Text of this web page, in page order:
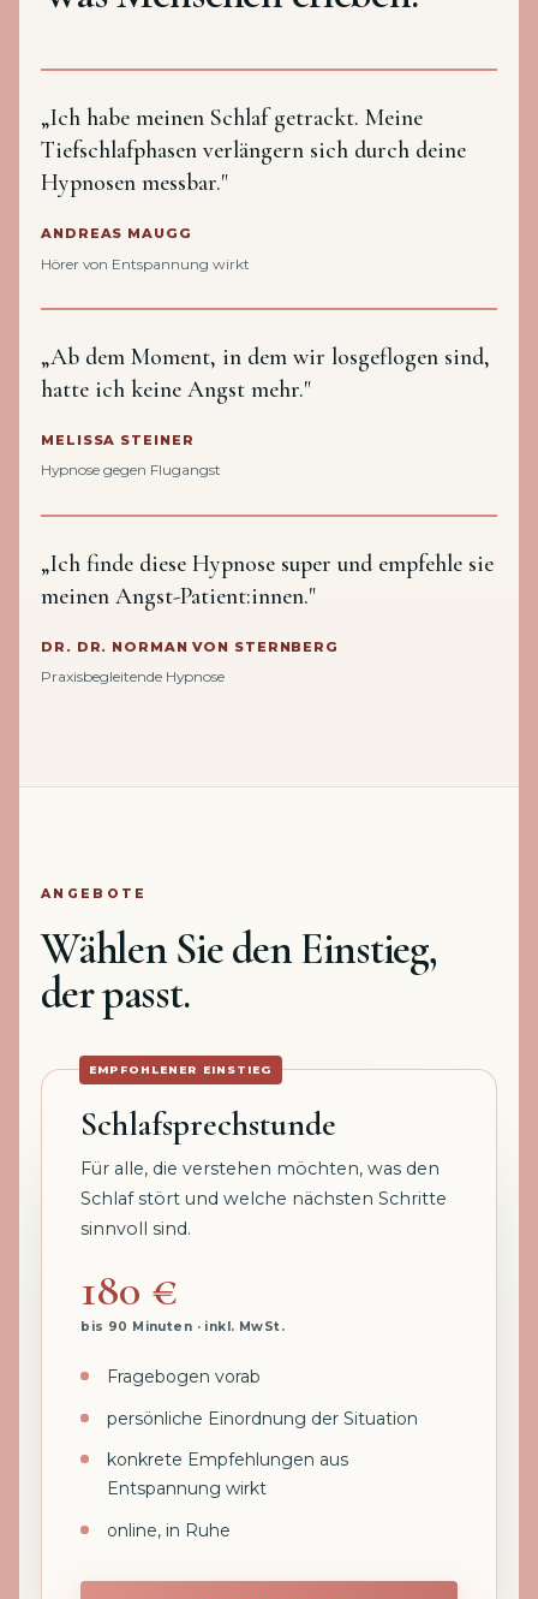
„Ich habe meinen Schlaf getrackt. Meine
Tiefschlafphasen verlängern sich durch deine
Hypnosen messbar."
ANDREAS MAUGG
Hörer von Entspannung wirkt
„Ab dem Moment, in dem wir losgeflogen sind,
hatte ich keine Angst mehr."
MELISSA STEINER
Hypnose gegen Flugangst
„Ich finde diese Hypnose super und empfehle sie
meinen Angst-Patient:innen."
DR. DR. NORMAN VON STERNBERG
Praxisbegleitende Hypnose
ANGEBOTE
Wählen Sie den Einstieg,
der passt.
EMPFOHLENER EINSTIEG
Schlafsprechstunde
Für alle, die verstehen möchten, was den
Schlaf stört und welche nächsten Schritte
sinnvoll sind.
180 €
bis 90 Minuten · inkl. MwSt.
Fragebogen vorab
persönliche Einordnung der Situation
konkrete Empfehlungen aus
Entspannung wirkt
online, in Ruhe